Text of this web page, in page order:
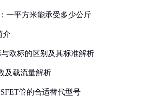
一平方米能承受多少公斤
介
欧标的区别及其标准解析
及载流量解析
管的合适替代型号